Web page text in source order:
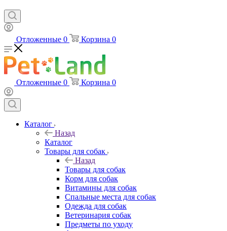
Отложенные 0 Корзина 0
Отложенные 0 Корзина 0
Каталог
Назад
Каталог
Товары для собак
Назад
Товары для собак
Корм для собак
Витамины для собак
Спальные места для собак
Одежда для собак
Ветеринария собак
Предметы по уходу